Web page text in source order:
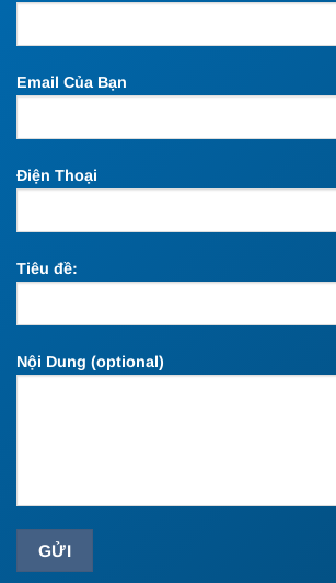
Email Của Bạn
Điện Thoại
Tiêu đề:
Nội Dung (optional)